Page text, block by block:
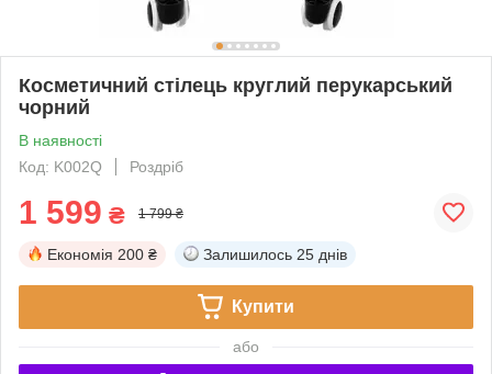
Косметичний стілець круглий перукарський
чорний
В наявності
Код: K002Q
Роздріб
1 599 ₴ 1 799 ₴
Економія 200 ₴ Залишилось 25 днів
Купити
або